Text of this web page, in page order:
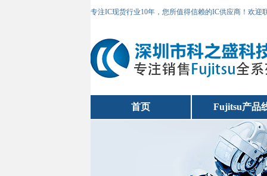
专注IC现货行业10年，您所值得信赖的IC供应商！欢
首页 Fujitsu产品